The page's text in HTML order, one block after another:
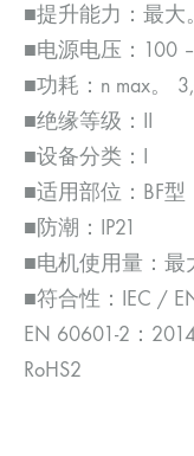
■提升能力：最大
■电源电压：100
■功耗：n max。
■绝缘等级：II
■设备分类：I
■适用部位：BF型
■防潮：IP21
■电机使用量：
■符合性：IEC /
EN 60601-2：
RoHS2